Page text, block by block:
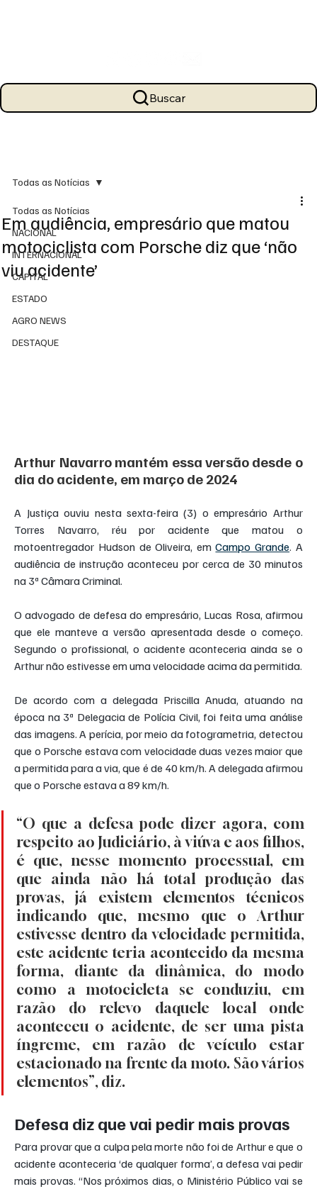
Buscar
Todas as Notícias
NACIONAL
INTERNACIONAL
CAPITAL
ESTADO
AGRO NEWS
DESTAQUE
Todas as Notícias
Em audiência, empresário que matou
motociclista com Porsche diz que ‘não
viu acidente’
Arthur Navarro mantém essa versão desde o
dia do acidente, em março de 2024
A Justiça ouviu nesta sexta-feira (3) o empresário Arthur
Torres Navarro, réu por acidente que matou o
motoentregador Hudson de Oliveira, em Campo Grande. A
audiência de instrução aconteceu por cerca de 30 minutos
na 3ª Câmara Criminal.
O advogado de defesa do empresário, Lucas Rosa, afirmou
que ele manteve a versão apresentada desde o começo.
Segundo o profissional, o acidente aconteceria ainda se o
Arthur não estivesse em uma velocidade acima da permitida.
De acordo com a delegada Priscilla Anuda, atuando na
época na 3ª Delegacia de Polícia Civil, foi feita uma análise
das imagens. A perícia, por meio da fotogrametria, detectou
que o Porsche estava com velocidade duas vezes maior que
a permitida para a via, que é de 40 km/h. A delegada afirmou
que o Porsche estava a 89 km/h.
“O que a defesa pode dizer agora, com
respeito ao Judiciário, à viúva e aos filhos,
é que, nesse momento processual, em
que ainda não há total produção das
provas, já existem elementos técnicos
indicando que, mesmo que o Arthur
estivesse dentro da velocidade permitida,
este acidente teria acontecido da mesma
forma, diante da dinâmica, do modo
como a motocicleta se conduziu, em
razão do relevo daquele local onde
aconteceu o acidente, de ser uma pista
íngreme, em razão de veículo estar
estacionado na frente da moto. São vários
elementos”, diz.
Defesa diz que vai pedir mais provas
Para provar que a culpa pela morte não foi de Arthur e que o
acidente aconteceria ‘de qualquer forma’, a defesa vai pedir
mais provas. “Nos próximos dias, o Ministério Público vai se